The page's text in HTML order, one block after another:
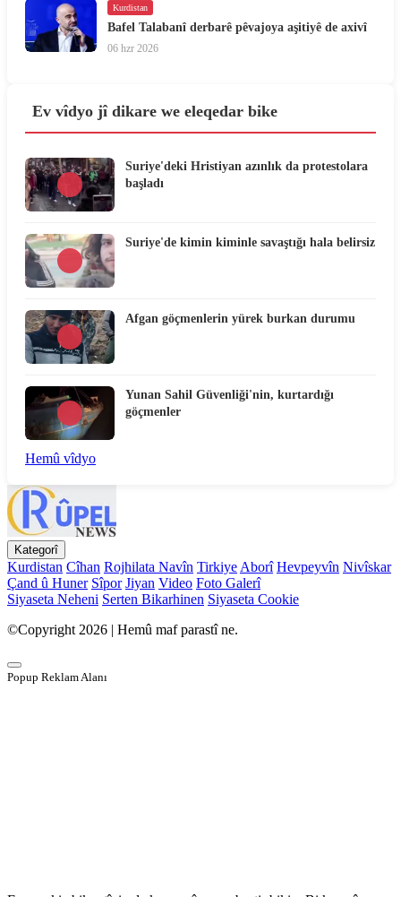
Kurdistan
Bafel Talabanî derbarê pêvajoya aşitiyê de axivî
06 hzr 2026
Ev vîdyo jî dikare we eleqedar bike
Suriye'deki Hristiyan azınlık da protestolara
başladı
Suriye'de kimin kiminle savaştığı hala belirsiz
Afgan göçmenlerin yürek burkan durumu
Yunan Sahil Güvenliği'nin, kurtardığı
göçmenler
Hemû vîdyo
Kategorî
Kurdistan Cîhan Rojhilata Navîn Tirkiye Aborî Hevpeyvîn Nivîskar
Çand û Huner Sîpor Jiyan Video Foto Galerî
Siyaseta Neheni Serten Bikarhinen Siyaseta Cookie
©Copyright 2026 | Hemû maf parastî ne.
Popup Reklam Alanı